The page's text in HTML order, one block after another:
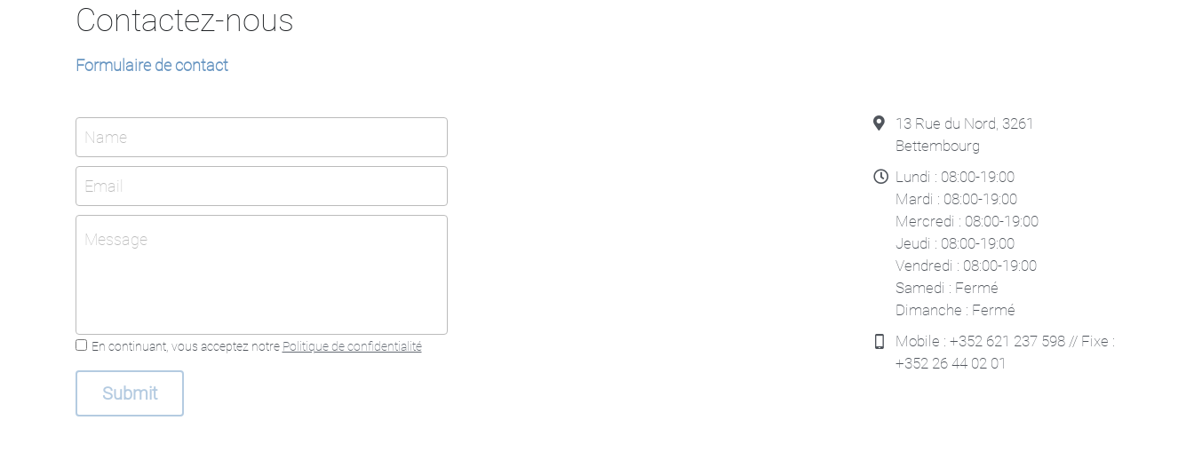
Contactez-nous
Formulaire de contact
13 Rue du Nord, 3261
Bettembourg
Lundi : 08:00-19:00
Mardi : 08:00-19:00
Mercredi : 08:00-19:00
Jeudi : 08:00-19:00
Vendredi : 08:00-19:00
Samedi : Fermé
Dimanche : Fermé
Mobile : +352 621 237 598 // Fixe :
+352 26 44 02 01
Name
Email
Message
En continuant, vous acceptez notre Politique de confidentialité
Submit